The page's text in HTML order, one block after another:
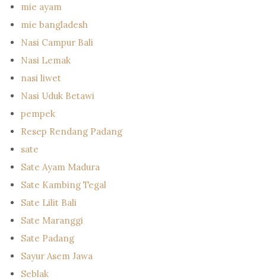
mie ayam
mie bangladesh
Nasi Campur Bali
Nasi Lemak
nasi liwet
Nasi Uduk Betawi
pempek
Resep Rendang Padang
sate
Sate Ayam Madura
Sate Kambing Tegal
Sate Lilit Bali
Sate Maranggi
Sate Padang
Sayur Asem Jawa
Seblak